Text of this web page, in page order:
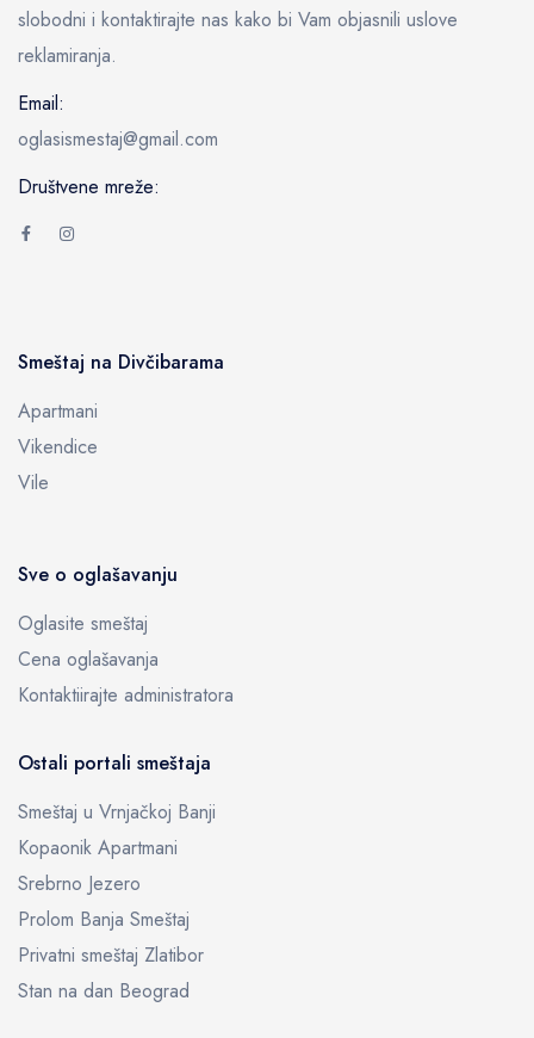
slobodni i kontaktirajte nas kako bi Vam objasnili uslove
reklamiranja.
Email:
oglasismestaj@gmail.com
Društvene mreže:
Smeštaj na Divčibarama
Apartmani
Vikendice
Vile
Sve o oglašavanju
Oglasite smeštaj
Cena oglašavanja
Kontaktiirajte administratora
Ostali portali smeštaja
Smeštaj u Vrnjačkoj Banji
Kopaonik Apartmani
Srebrno Jezero
Prolom Banja Smeštaj
Privatni smeštaj Zlatibor
Stan na dan Beograd